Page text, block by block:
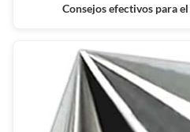
Consejos efectivos para